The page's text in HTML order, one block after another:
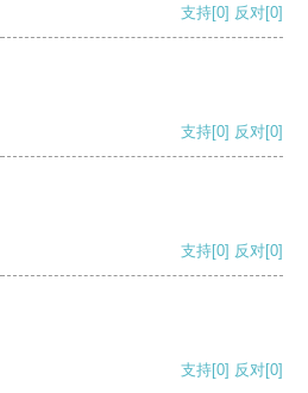
支持[0] 反对[0]
支持[0] 反对[0]
支持[0] 反对[0]
支持[0] 反对[0]